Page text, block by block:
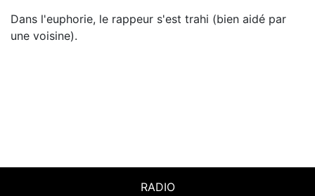
Dans l'euphorie, le rappeur s'est trahi (bien aidé par
une voisine).
RADIO